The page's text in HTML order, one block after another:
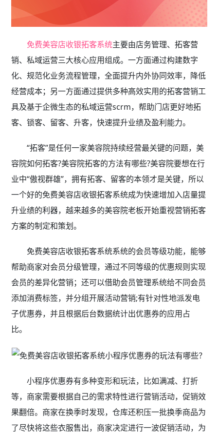
免费美容店收银拓客系统主要由店务管理、拓客营
销、私域运营三大核心应用组成。一方面通过构建数字
化、规范化业务流程管理，全面提升内外协同效率，降低
经营成本；另一方面通过提供多种高效实用的拓客营销工
具及基于企微生态的私域运营scrm，帮助门店更好地拓
客、锁客、留客、升客，快速提升业绩及盈利能力。
“拓客”是任何一家美容院持续经营最关键的问题，美
容院如何拓客?美容院拓客的方法有哪些?美容院要想在行
业中“傲视群雄”，拥有拓客、留客的本领才是关键，所以
一个好的免费美容店收银拓客系统成为快速增加入店量提
升业绩的利器，越来越多的美容院老板开始重视营销拓客
方案的制定和策划。
免费美容店收银拓客系统系统的会员等级功能，能够
帮助商家对会员分级管理，通过不同等级的优惠规则实现
会员的差异化营销；还可以借助会员管理系统给不同会员
添加消费标签，并分组开展活动营销;有针对性地派发电
子优惠券，并且根据后台数据统计出优惠券的应用占
比。
小程序优惠券有多种变形和玩法，比如满减、打折
等，商家需要根据自己的需求特性进行营销活动，促销效
果翻倍。商家在换季时发现，仓库还积压一批换季商品为
了尽快将这些衣服售出，商家决定进行一波促销活动，为